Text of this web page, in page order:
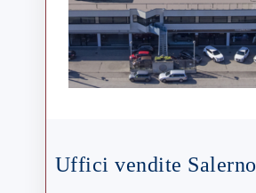
Uffici vendite Salerno